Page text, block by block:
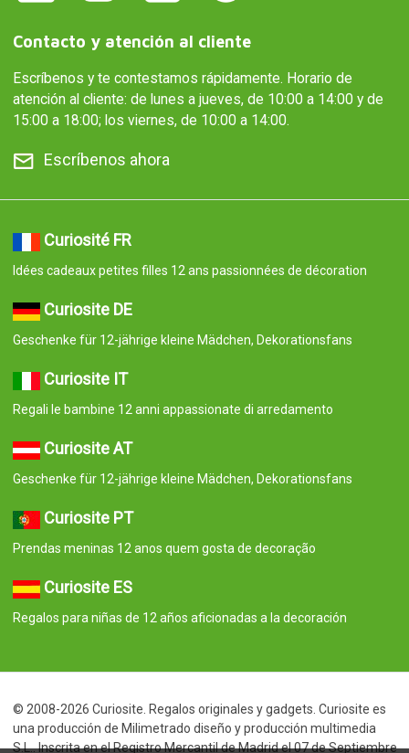
Contacto y atención al cliente
Escríbenos y te contestamos rápidamente. Horario de
atención al cliente: de lunes a jueves, de 10:00 a 14:00 y de
15:00 a 18:00; los viernes, de 10:00 a 14:00.
Escríbenos ahora
Curiosité FR
Idées cadeaux petites filles 12 ans passionnées de décoration
Curiosite DE
Geschenke für 12-jährige kleine Mädchen, Dekorationsfans
Curiosite IT
Regali le bambine 12 anni appassionate di arredamento
Curiosite AT
Geschenke für 12-jährige kleine Mädchen, Dekorationsfans
Curiosite PT
Prendas meninas 12 anos quem gosta de decoração
Curiosite ES
Regalos para niñas de 12 años aficionadas a la decoración
© 2008-2026 Curiosite. Regalos originales y gadgets. Curiosite es
una producción de Milimetrado diseño y producción multimedia
S.L.. Inscrita en el Registro Mercantil de Madrid el 07 de Septiembre